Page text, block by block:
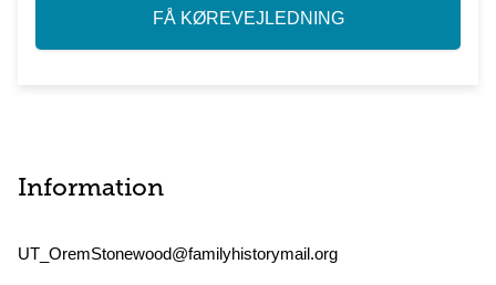
FÅ KØREVEJLEDNING
Information
UT_OremStonewood@familyhistorymail.org